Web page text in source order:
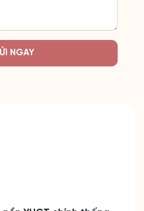
NGAY